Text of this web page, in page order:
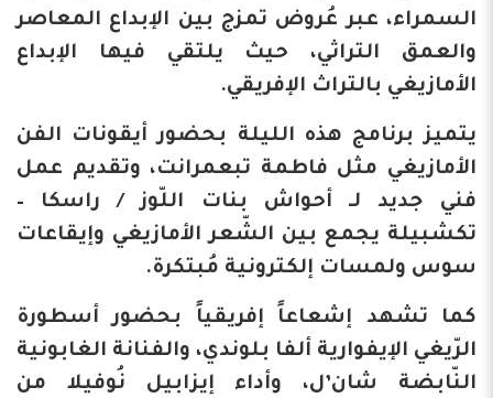
السمراء، عبر عُروض تمزج بين الإبداع المعاصر
والعمق التراثي، حيث يلتقي فيها الإبداع
الأمازيغي بالتراث الإفريقي.
يتميز برنامج هذه الليلة بحضور أيقونات الفن
الأمازيغي مثل فاطمة تبعمرانت، وتقديم عمل
فني جديد لـ أحواش بنات اللّوز / راسكا –
تكشبيلة يجمع بين الشّعر الأمازيغي وإيقاعات
سوس ولمسات إلكترونية مُبتكرة.
كما تشهد إشعاعاً إفريقياً بحضور أسطورة
الرّيغي الإيفوارية ألفا بلوندي، والفنانة الغابونية
النّابضة شان’ل، وأداء إيزابيل نُوفيلا من